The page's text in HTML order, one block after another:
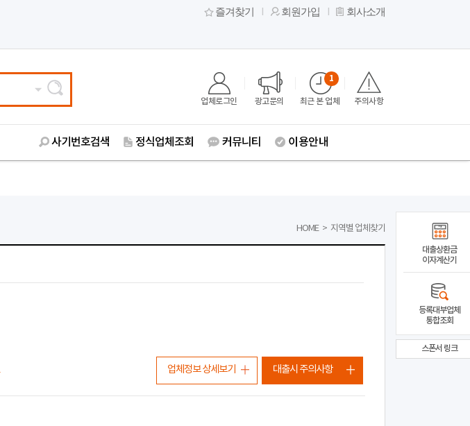
즐겨찾기 회원가입 회사소개
업체로그인 광고문의 최근 본 업체
1
주의사항
사기번호검색 정식업체조회 커뮤니티 이용안내
HOME > 지역별 업체찾기
업체정보 상세보기 대출시 주의사항
대출상환금
이자계산기
등록대부업체
통합조회
스폰서 링크